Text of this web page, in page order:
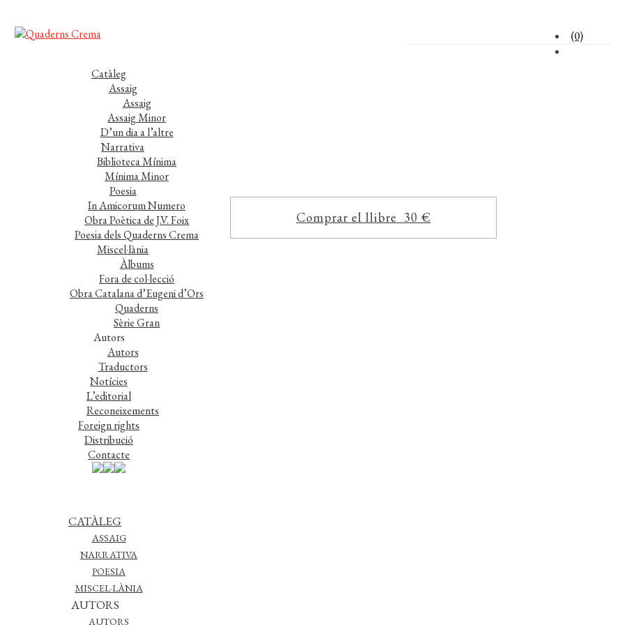
(0)
Catàleg
Assaig
Assaig
Assaig Minor
D’un dia a l’altre
Narrativa
Biblioteca Mínima
Mínima Minor
Poesia
In Amicorum Numero
Obra Poètica de J.V. Foix
Poesia dels Quaderns Crema
Miscel·lània
Àlbums
Fora de col·lecció
Obra Catalana d’Eugeni d’Ors
Quaderns
Sèrie Gran
Autors
Autors
Traductors
Notícies
L’editorial
Reconeixements
Foreign rights
Distribució
Contacte
CATÀLEG
ASSAIG
NARRATIVA
POESIA
MISCEL·LÀNIA
AUTORS
AUTORS
Comprar el llibre 30 €